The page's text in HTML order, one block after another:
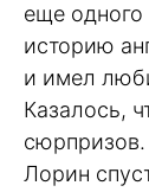
еще одного
историю
и имел
Казалось,
Лорин